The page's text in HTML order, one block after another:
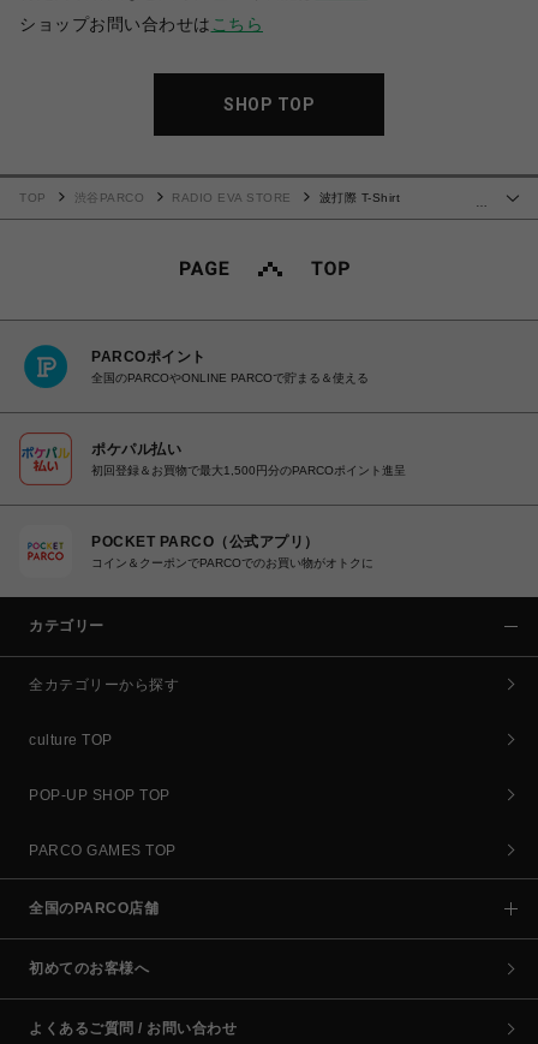
ショップお問い合わせは こちら
SHOP TOP
TOP 渋谷PARCO RADIO EVA STORE
波打際 T-Shirt
PARCOポイント
全国のPARCOやONLINE PARCOで貯まる＆使える
ポケパル払い
初回登録＆お買物で最大1,500円分のPARCOポイント進呈
POCKET PARCO（公式アプリ）
コイン＆クーポンでPARCOでのお買い物がオトクに
カテゴリー
全カテゴリーから探す
culture TOP
POP-UP SHOP TOP
PARCO GAMES TOP
全国のPARCO店舗
初めてのお客様へ
よくあるご質問 / お問い合わせ